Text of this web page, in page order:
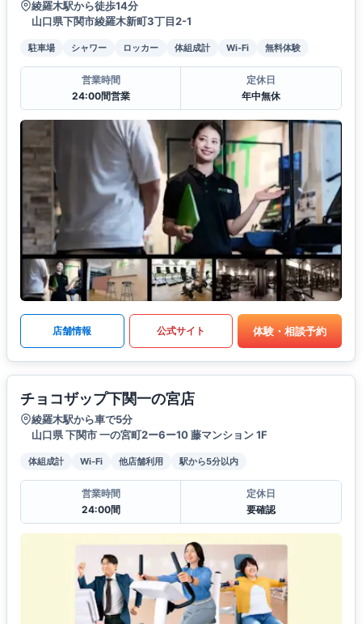
綾羅木駅から徒歩14分
山口県下関市綾羅木新町3丁目2-1
駐車場 シャワー ロッカー 体組成計 Wi-Fi 無料体験
営業時間
24:00間営業
定休日
年中無休
店舗情報 公式サイト 体験・相談予約
チョコザップ下関一の宮店
綾羅木駅から車で5分
山口県 下関市 一の宮町2ー6ー10 藤マンション 1F
体組成計 Wi-Fi 他店舗利用 駅から5分以内
営業時間
24:00間
定休日
要確認